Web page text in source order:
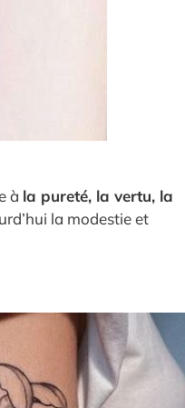
à la pureté, la vertu, la
la modestie et